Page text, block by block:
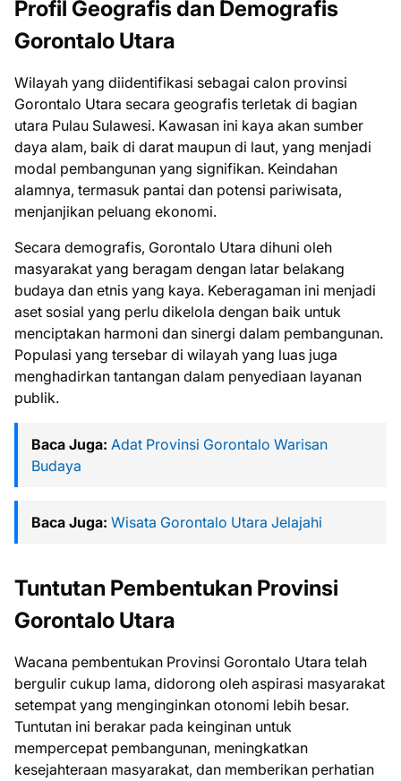
Profil Geografis dan Demografis
Gorontalo Utara
Wilayah yang diidentifikasi sebagai calon provinsi
Gorontalo Utara secara geografis terletak di bagian
utara Pulau Sulawesi. Kawasan ini kaya akan sumber
daya alam, baik di darat maupun di laut, yang menjadi
modal pembangunan yang signifikan. Keindahan
alamnya, termasuk pantai dan potensi pariwisata,
menjanjikan peluang ekonomi.
Secara demografis, Gorontalo Utara dihuni oleh
masyarakat yang beragam dengan latar belakang
budaya dan etnis yang kaya. Keberagaman ini menjadi
aset sosial yang perlu dikelola dengan baik untuk
menciptakan harmoni dan sinergi dalam pembangunan.
Populasi yang tersebar di wilayah yang luas juga
menghadirkan tantangan dalam penyediaan layanan
publik.
Baca Juga: Adat Provinsi Gorontalo Warisan
Budaya
Baca Juga: Wisata Gorontalo Utara Jelajahi
Tuntutan Pembentukan Provinsi
Gorontalo Utara
Wacana pembentukan Provinsi Gorontalo Utara telah
bergulir cukup lama, didorong oleh aspirasi masyarakat
setempat yang menginginkan otonomi lebih besar.
Tuntutan ini berakar pada keinginan untuk
mempercepat pembangunan, meningkatkan
kesejahteraan masyarakat, dan memberikan perhatian